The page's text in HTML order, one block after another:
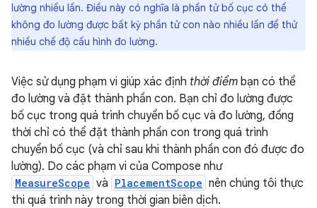
lường nhiều lần. Điều này có nghĩa là phần tử bố cục có thể
không đo lường được bất kỳ phần tử con nào nhiều lần để thử
nhiều chế độ cấu hình đo lường.
Việc sử dụng phạm vi giúp xác định thời điểm bạn có thể
đo lường và đặt thành phần con. Bạn chỉ đo lường được
bố cục trong quá trình chuyển bố cục và đo lường, đồng
thời chỉ có thể đặt thành phần con trong quá trình
chuyển bố cục (và chỉ sau khi thành phần con đó được đo
lường). Do các phạm vi của Compose như
MeasureScope và PlacementScope nên chúng tôi thực
thi quá trình này trong thời gian biên dịch.